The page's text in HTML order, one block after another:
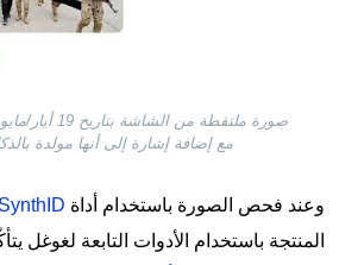
مع إضافة إشارة إلى أنها مولدة
وعند فحص الصورة باستخدام أداة SynthID
المنتجة باستخدام الأدوات التابعة لغوغل